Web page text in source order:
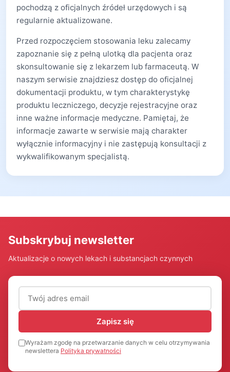
pochodzą z oficjalnych źródeł urzędowych i są
regularnie aktualizowane.
Przed rozpoczęciem stosowania leku zalecamy
zapoznanie się z pełną ulotką dla pacjenta oraz
skonsultowanie się z lekarzem lub farmaceutą. W
naszym serwisie znajdziesz dostęp do oficjalnej
dokumentacji produktu, w tym charakterystykę
produktu leczniczego, decyzje rejestracyjne oraz
inne ważne informacje medyczne. Pamiętaj, że
informacje zawarte w serwisie mają charakter
wyłącznie informacyjny i nie zastępują konsultacji z
wykwalifikowanym specjalistą.
Subskrybuj newsletter
Aktualizacje o nowych lekach i substancjach czynnych
Adres email (wymagany)
Zapisz się
Wyrażam zgodę na przetwarzanie danych w celu otrzymywania
newslettera Polityka prywatności